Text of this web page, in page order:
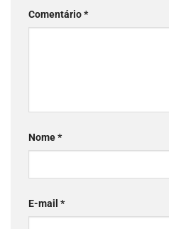
Comentário*
Nome*
E-mail *